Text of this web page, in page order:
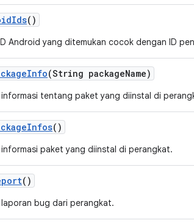
Ids()
Android yang ditemukan cocok dengan ID
Info(String packageName)
informasi tentang paket yang diinstal di
Infos()
informasi paket yang diinstal di perangkat.
()
laporan bug dari perangkat.